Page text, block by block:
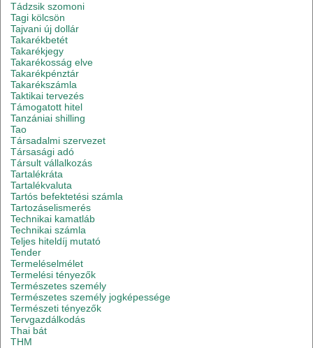
Tádzsik szomoni
Tagi kölcsön
Tajvani új dollár
Takarékbetét
Takarékjegy
Takarékosság elve
Takarékpénztár
Takarékszámla
Taktikai tervezés
Támogatott hitel
Tanzániai shilling
Tao
Társadalmi szervezet
Társasági adó
Társult vállalkozás
Tartalékráta
Tartalékvaluta
Tartós befektetési számla
Tartozáselismerés
Technikai kamatláb
Technikai számla
Teljes hiteldíj mutató
Tender
Termeléselmélet
Termelési tényezők
Természetes személy
Természetes személy jogképessége
Természeti tényezők
Tervgazdálkodás
Thai bát
THM